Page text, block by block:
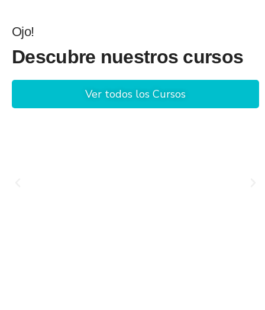
Ojo!
Descubre nuestros cursos
Ver todos los Cursos